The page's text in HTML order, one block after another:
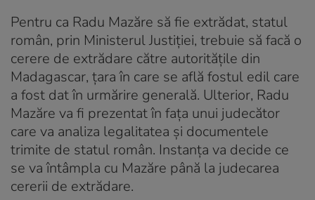
Pentru ca Radu Mazăre să fie extrădat, statul
român, prin Ministerul Justiției, trebuie să facă o
cerere de extrădare către autoritățile din
Madagascar, țara în care se află fostul edil care
a fost dat în urmărire generală. Ulterior, Radu
Mazăre va fi prezentat în fața unui judecător
care va analiza legalitatea și documentele
trimite de statul român. Instanța va decide ce
se va întâmpla cu Mazăre până la judecarea
cererii de extrădare.